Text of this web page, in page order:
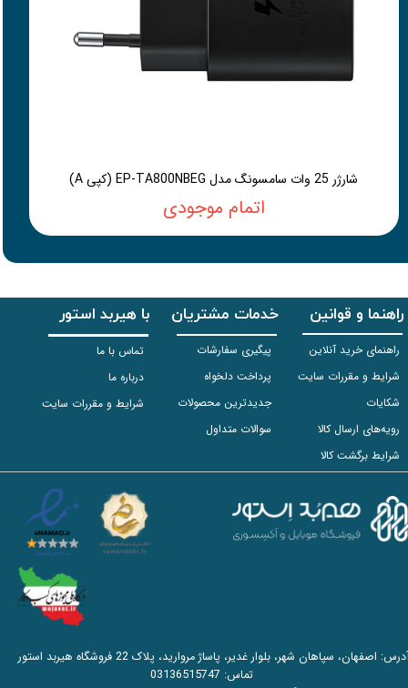
شارژر 25 وات سامسونگ مدل EP-TA800NBEG (کپی A)
اتمام موجودی
راهنما و قوانین
راهنمای خرید آنلاین
شرایط و مقررات سایت
شکایات
رویه‌های ارسال کالا
شرایط برگشت کالا
خدمات مشتریان
پیگیری سفارشات
پرداخت دلخواه
جدیدترین محصولات
سوالات متداول
با هیربد استور
تماس با ما
درباره ما
شرایط و مقررات سایت
آدرس: اصفهان، سپاهان شهر، بلوار غدیر، پاساژ مروارید، پلاک 22 فروشگاه هیربد استور
تماس: 03136515747